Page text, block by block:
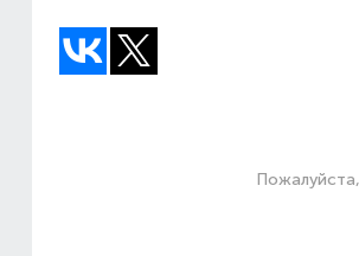
Пожалуйста,